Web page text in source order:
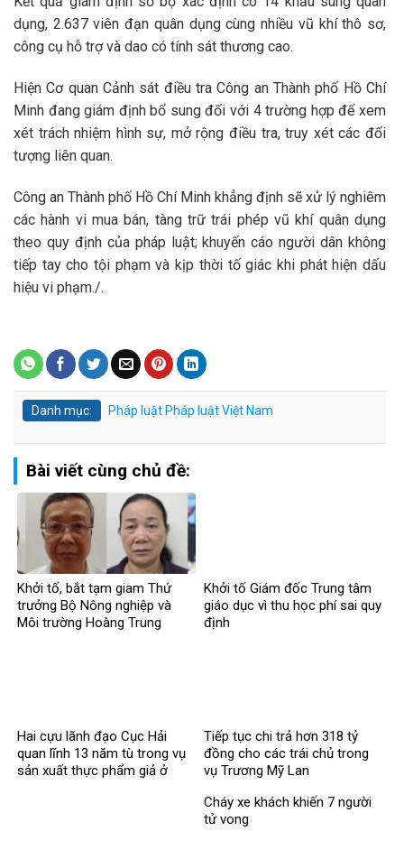
dụng, 2.637 viên đạn quân dụng cùng nhiều vũ khí thô sơ,
công cụ hỗ trợ và dao có tính sát thương cao.
Hiện Cơ quan Cảnh sát điều tra Công an Thành phố Hồ Chí
Minh đang giám định bổ sung đối với 4 trường hợp để xem
xét trách nhiệm hình sự, mở rộng điều tra, truy xét các đối
tượng liên quan.
Công an Thành phố Hồ Chí Minh khẳng định sẽ xử lý nghiêm
các hành vi mua bán, tàng trữ trái phép vũ khí quân dụng
theo quy định của pháp luật; khuyến cáo người dân không
tiếp tay cho tội phạm và kịp thời tố giác khi phát hiện dấu
hiệu vi phạm./.
Danh mục: Pháp luật Pháp luật Việt Nam
Bài viết cùng chủ đề:
Khởi tố, bắt tạm giam Thứ
trưởng Bộ Nông nghiệp và
Môi trường Hoàng Trung
Khởi tố Giám đốc Trung tâm
giáo dục vì thu học phí sai quy
định
Hai cựu lãnh đạo Cục Hải
quan lĩnh 13 năm tù trong vụ
sản xuất thực phẩm giả ở
Tiếp tục chi trả hơn 318 tỷ
đồng cho các trái chủ trong
vụ Trương Mỹ Lan
Cháy xe khách khiến 7 người
tử vong​